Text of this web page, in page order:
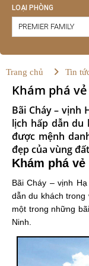
LOẠI PHÒNG
PREMIER FAMILY
Trang chủ Tin
Khám phá
Bãi Cháy – vịnh
lịch hấp dẫn du
được mệnh
đẹp của vùng
Khám phá
Bãi Cháy – vịnh
dẫn du khách
một trong những
Ninh.